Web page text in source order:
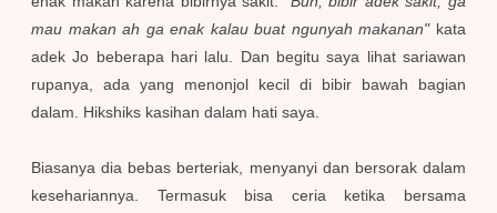
mau makan ah ga enak kalau buat ngunyah makanan" kata
adek Jo beberapa hari lalu. Dan begitu saya lihat sariawan
rupanya, ada yang menonjol kecil di bibir bawah bagian
dalam. Hikshiks kasihan dalam hati saya.
Biasanya dia bebas berteriak, menyanyi dan bersorak dalam
kesehariannya. Termasuk bisa ceria ketika bersama